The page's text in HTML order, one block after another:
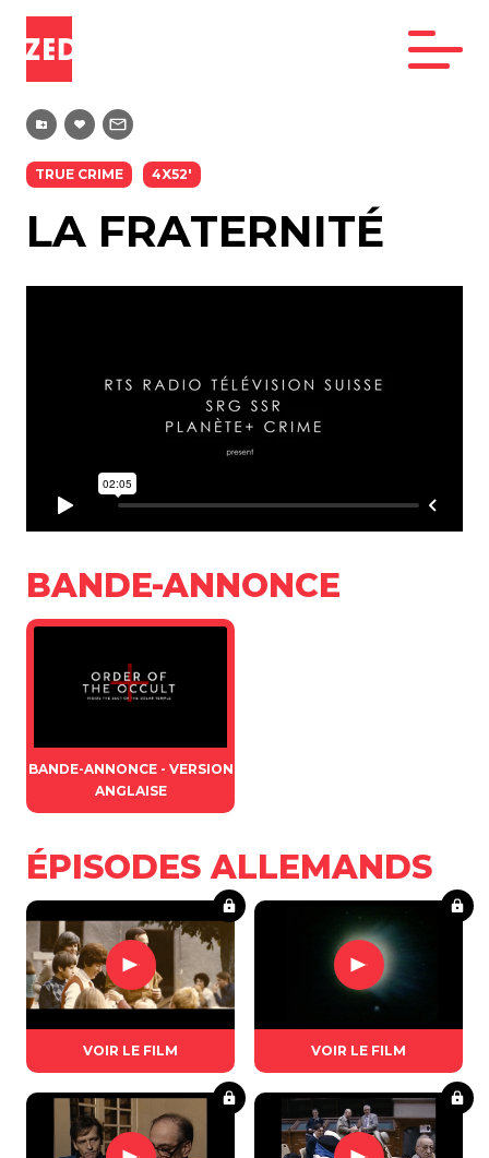
TRUE CRIME 4X52'
LA FRATERNITÉ
BANDE-ANNONCE
BANDE-ANNONCE - VERSION
ANGLAISE
ÉPISODES ALLEMANDS
VOIR LE FILM VOIR LE FILM